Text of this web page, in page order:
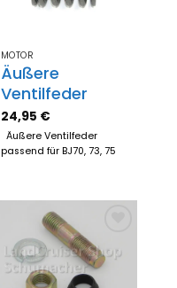
MOTOR
Äußere
Ventilfeder
24,95 €
Äußere Ventilfeder
passend für BJ70, 73, 75
Zum
Merkzettel
hinzufügen